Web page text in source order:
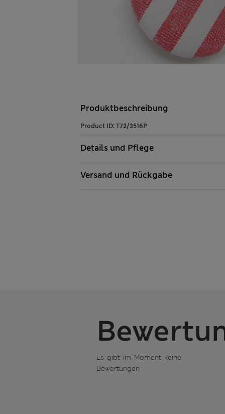
Produktbeschreibung
Product ID: T72/3516P
Details und Pflege
Versand und Rückgabe
Es gibt im Moment keine
Bewertungen